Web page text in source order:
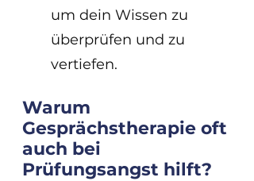
um dein Wissen zu
überprüfen und zu
vertiefen.
Warum
Gesprächstherapie oft
auch bei
Prüfungsangst hilft?